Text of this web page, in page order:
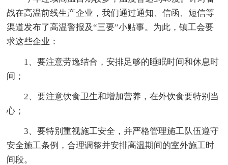
战在高温前线生产企业，我们通过通知、信函、短信等
渠道发布了高温警报及“三要”小贴事。为此，镇工会要
求这些企业：
1、要注意劳逸结合，安排足够的睡眠时间和休息时
间；
2、要注意饮食卫生和增加营养，在外饮食要特别当
心；
3、要特别重视施工安全，并严格管理施工队伍遵守
安全施工条例，合理调整并安排高温期间的室外施工时
间段。